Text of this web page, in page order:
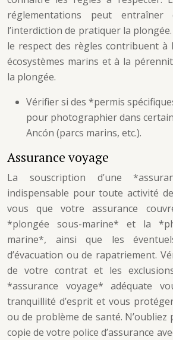
réglementations peut entraîner
l’interdiction de pratiquer la
le respect des règles contribuent à
écosystèmes marins et à la
la plongée.
Vérifier si des *permis
pour photographier dans
Ancón (parcs marins, etc.).
Assurance voyage
La souscription d’une
indispensable pour toute activité
vous que votre assurance
*plongée sous-marine* et la
marine*, ainsi que les
d’évacuation ou de rapatriement.
de votre contrat et les
*assurance voyage* adéquate
tranquillité d’esprit et vous
ou de problème de santé. N’oubliez
copie de votre police d’assurance